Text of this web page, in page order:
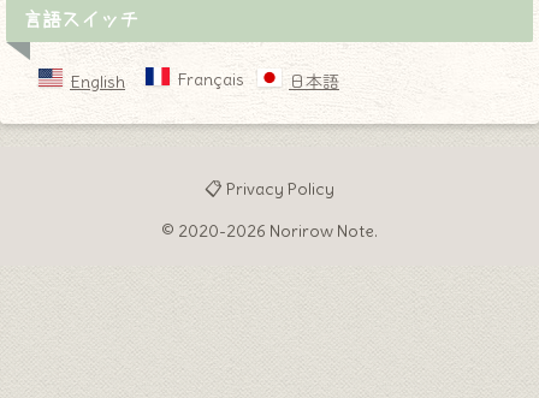
言語スイッチ
English Français 日本語
📋 Privacy Policy
© 2020-2026 Norirow Note.